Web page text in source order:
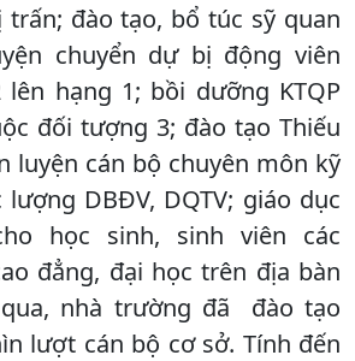
đào tạo, bổ túc sỹ quan
chuyển dự bị động viên
lên hạng 1; bồi dưỡng KTQP
đối tượng 3; đào tạo Thiếu
luyện cán bộ chuyên môn kỹ
DBĐV, DQTV; giáo dục
học sinh, sinh viên các
đẳng, đại học trên địa bàn
nhà trường đã đào tạo
lượt cán bộ cơ sở. Tính đến